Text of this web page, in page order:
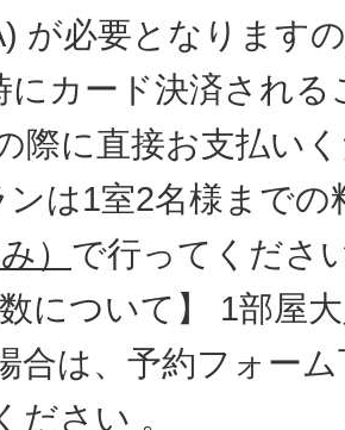
が必要となります
カード決済され
際に直接お支払い
は1室2名様までの
） で行ってくださ
について】 1部屋
合は、予約フォー
ださい 。